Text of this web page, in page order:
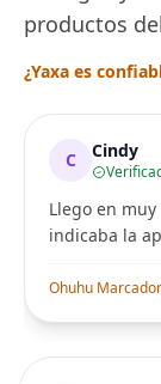
productos
¿Yaxa es
C Cindy
Llego en
indicaba la